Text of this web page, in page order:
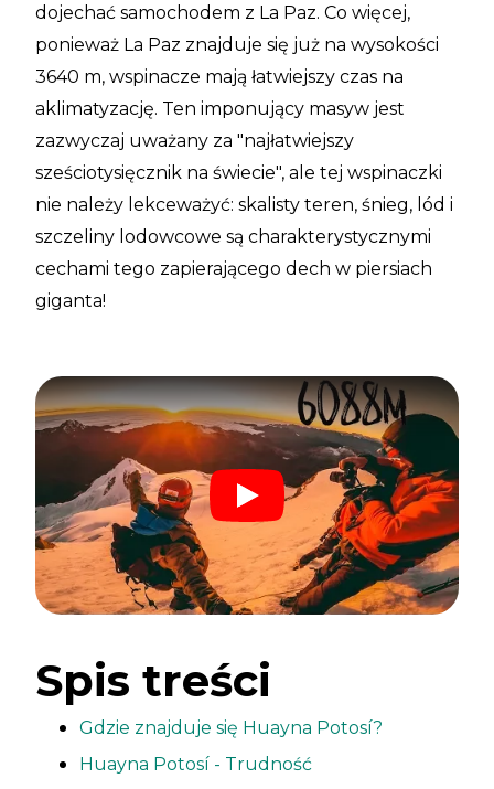
dojechać samochodem z La Paz. Co więcej,
ponieważ La Paz znajduje się już na wysokości
3640 m, wspinacze mają łatwiejszy czas na
aklimatyzację. Ten imponujący masyw jest
zazwyczaj uważany za "najłatwiejszy
sześciotysięcznik na świecie", ale tej wspinaczki
nie należy lekceważyć: skalisty teren, śnieg, lód i
szczeliny lodowcowe są charakterystycznymi
cechami tego zapierającego dech w piersiach
giganta!
Spis treści
Gdzie znajduje się Huayna Potosí?
Huayna Potosí - Trudność